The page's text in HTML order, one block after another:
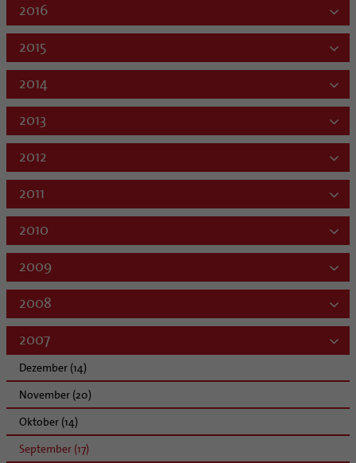
2016
2015
2014
2013
2012
2011
2010
2009
2008
2007
Dezember (14)
November (20)
Oktober (14)
September (17)